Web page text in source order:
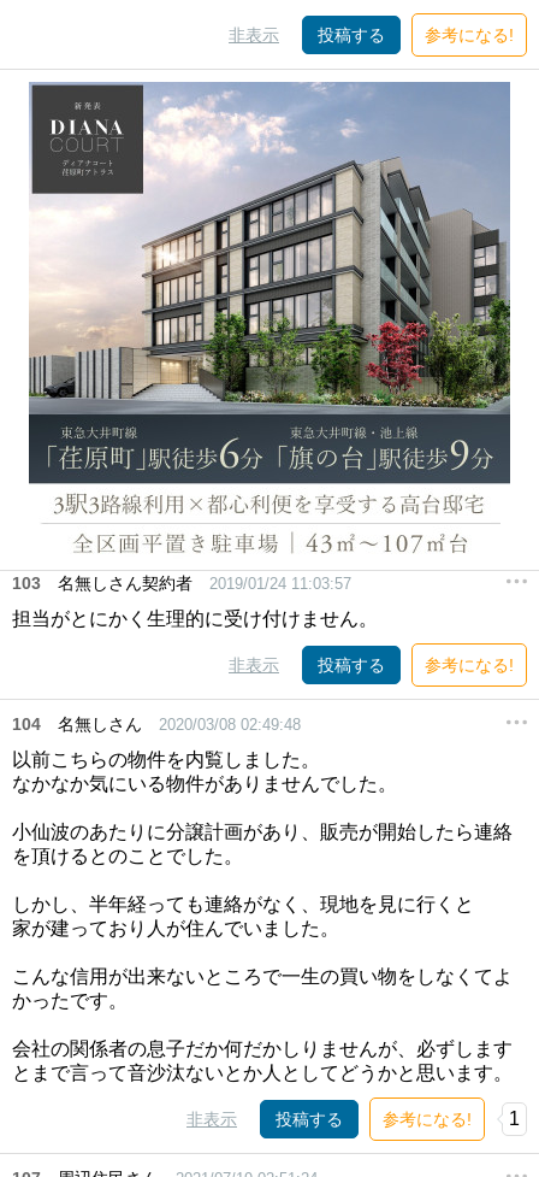
非表示 投稿する 参考になる!
103 名無しさん契約者 2019/01/24 11:03:57
担当がとにかく生理的に受け付けません。
非表示 投稿する 参考になる!
104 名無しさん 2020/03/08 02:49:48
以前こちらの物件を内覧しました。
なかなか気にいる物件がありませんでした。
小仙波のあたりに分譲計画があり、販売が開始したら連絡
を頂けるとのことでした。
しかし、半年経っても連絡がなく、現地を見に行くと
家が建っており人が住んでいました。
こんな信用が出来ないところで一生の買い物をしなくてよ
かったです。
会社の関係者の息子だか何だかしりませんが、必ずします
とまで言って音沙汰ないとか人としてどうかと思います。
非表示 投稿する 参考になる! 1